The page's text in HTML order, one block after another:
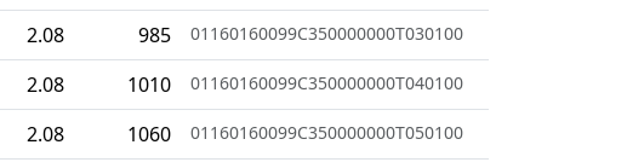
2.08 985 01160160099C350000000T030100
2.08 1010 01160160099C350000000T040100
2.08 1060 01160160099C350000000T050100